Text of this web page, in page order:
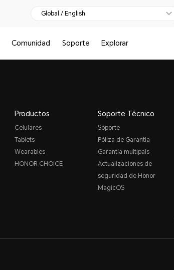
Global / English
Comunidad Soporte Explorar
Productos
Celulares
Tablets
Wearables
HONOR CHOICE
Soporte Técnico
Soporte
Póliza de Garantía
Garantía multipaís
Actualizaciones de
seguridad de Honor
MagicOS